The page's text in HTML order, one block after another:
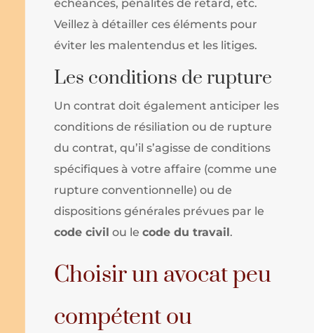
échéances, pénalités de retard, etc.
Veillez à détailler ces éléments pour
éviter les malentendus et les litiges.
Les conditions de rupture
Un contrat doit également anticiper les
conditions de résiliation ou de rupture
du contrat, qu’il s’agisse de conditions
spécifiques à votre affaire (comme une
rupture conventionnelle) ou de
dispositions générales prévues par le
code civil ou lecode du travail .
Choisir un avocat peu
compétent ou